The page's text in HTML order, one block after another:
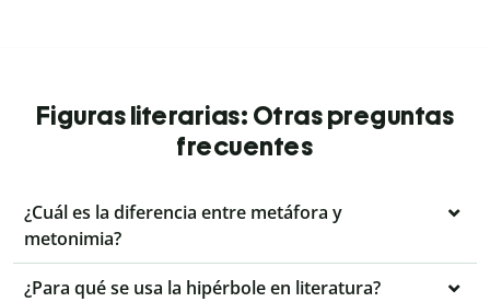
Figuras literarias: Otras preguntas
frecuentes
¿Cuál es la diferencia entre metáfora y
metonimia?
¿Para qué se usa la hipérbole en literatura?